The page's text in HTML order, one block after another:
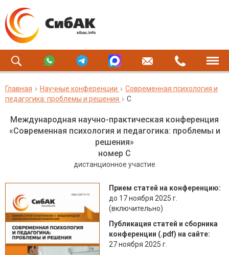
Главная Научные конференции
Современная психология и
педагогика: проблемы и решения
C
Международная научно-практическая конференция
«Современная психология и педагогика: проблемы и
решения»
номер C
дистанционное участие
Прием статей на конференцию:
до 17 ноября 2025 г.
(включительно)
Публикация статей и сборника
конференции (.pdf) на сайте:
27 ноября 2025 г.